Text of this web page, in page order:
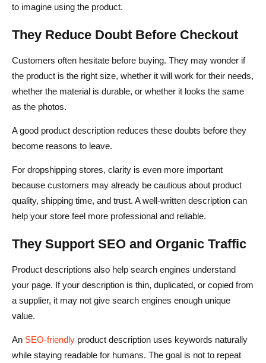
to imagine using the product.
They Reduce Doubt Before Checkout
Customers often hesitate before buying. They may wonder if
the product is the right size, whether it will work for their needs,
whether the material is durable, or whether it looks the same
as the photos.
A good product description reduces these doubts before they
become reasons to leave.
For dropshipping stores, clarity is even more important
because customers may already be cautious about product
quality, shipping time, and trust. A well-written description can
help your store feel more professional and reliable.
They Support SEO and Organic Traffic
Product descriptions also help search engines understand
your page. If your description is thin, duplicated, or copied from
a supplier, it may not give search engines enough unique
value.
An SEO-friendly product description uses keywords naturally
while staying readable for humans. The goal is not to repeat